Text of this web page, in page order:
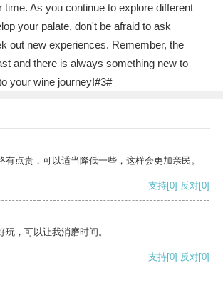
time. As you continue to explore different
your palate, don't be afraid to ask
out new experiences. Remember, the
and there is always something new to
your wine journey!#3#
有点贵，可以适当降低一些，这样会更加亲民。
支持[0] 反对[0]
，可以让我消磨时间。
支持[0] 反对[0]